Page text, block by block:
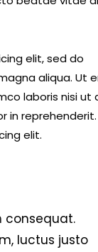
elit, sed do
aliqua. Ut
laboris nisi ut
in reprehenderit.
elit.
consequat.
luctus justo